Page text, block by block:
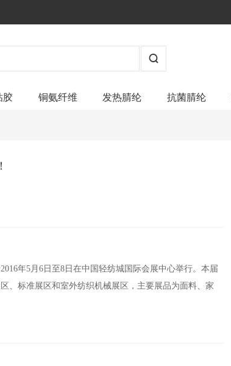
胶 铜氨纤维 发热腈纶 抗菌腈纶
年5月6日至8日在中国轻纺城国际会展中心举行。本届
、标准展区和室外纺织机械展区，主要展品为面料、家